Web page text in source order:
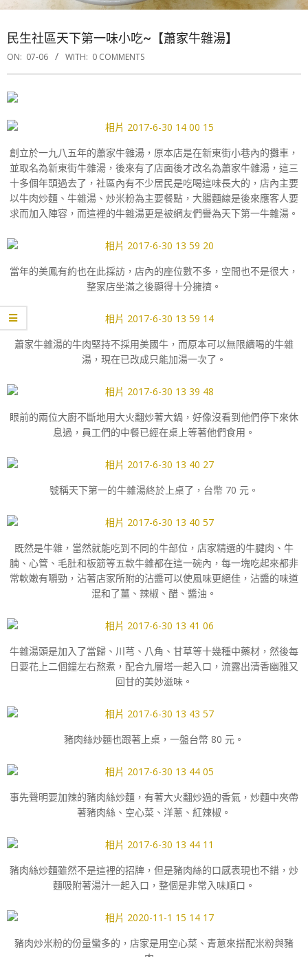
民生社區天下第一味小吃~【蕭家牛雜湯】
ON: 07-06 WITH: 0 COMMENTS
創立於一九八五年的蕭家牛雜湯，原本店是在新東街小巷內的攤車，
並取名為新東街牛雜湯，後來有了店面後才改名為蕭家牛雜湯，這三
十多個年頭過去了，社區內有不少居民是吃喝這味長大的，店內主要
以牛肉炒麵、牛雜湯、炒米粉為主要餐點，大腸麵線是後來應客人要
求而加入陣容，而這裡的牛雜湯更是被網友們譽為天下第一牛雜湯。
當年的美鳳有約也在此採訪，店內的座位數不多，空間也不是很大，
整家店坐滿之後顯得十分擁擠。
蕭家牛雜湯的牛肉堅持不採用美國牛，而原本可以無限續喝的牛雜
湯，現在已改成只能加湯一次了。
眼前的兩位大廚不斷地用大火翻炒著大鍋，好像沒看到他們停下來休
息過，員工們的中餐已經在桌上等著他們食用。
號稱天下第一的牛雜湯終於上桌了，台幣 70 元。
既然是牛雜，當然就能吃到不同的牛部位，店家精選的牛腱肉、牛
腩、心管、毛肚和板筋等五款牛雜都在這一碗內，每一塊吃起來都非
常軟嫩有嚼勁，沾著店家所附的沾醬可以使風味更絕佳，沾醬的味道
混和了薑、辣椒、醋、醬油。
牛雜湯頭是加入了當歸、川芎、八角、甘草等十幾種中藥材，然後每
日要花上二個鐘左右熬煮，配合九層塔一起入口，流露出清香幽雅又
回甘的美妙滋味。
豬肉絲炒麵也跟著上桌，一盤台幣 80 元。
事先聲明要加辣的豬肉絲炒麵，有著大火翻炒過的香氣，炒麵中夾帶
著豬肉絲、空心菜、洋蔥、紅辣椒。
豬肉絲炒麵雖然不是這裡的招牌，但是豬肉絲的口感表現也不錯，炒
麵吸附著湯汁一起入口，整個是非常入味順口。
豬肉炒米粉的份量蠻多的，店家是用空心菜、青蔥來搭配米粉與豬